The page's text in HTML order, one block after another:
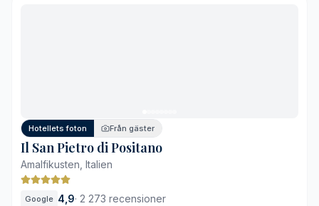
Hotellets foton Från gäster
Il San Pietro di Positano
Amalfikusten, Italien
Google 4,9· 2 273 recensioner